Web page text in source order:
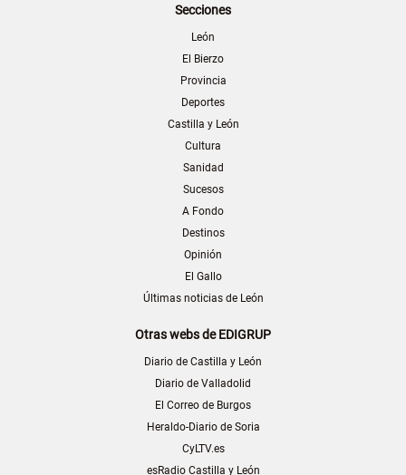
Secciones
León
El Bierzo
Provincia
Deportes
Castilla y León
Cultura
Sanidad
Sucesos
A Fondo
Destinos
Opinión
El Gallo
Últimas noticias de León
Otras webs de EDIGRUP
Diario de Castilla y León
Diario de Valladolid
El Correo de Burgos
Heraldo-Diario de Soria
CyLTV.es
esRadio Castilla y León